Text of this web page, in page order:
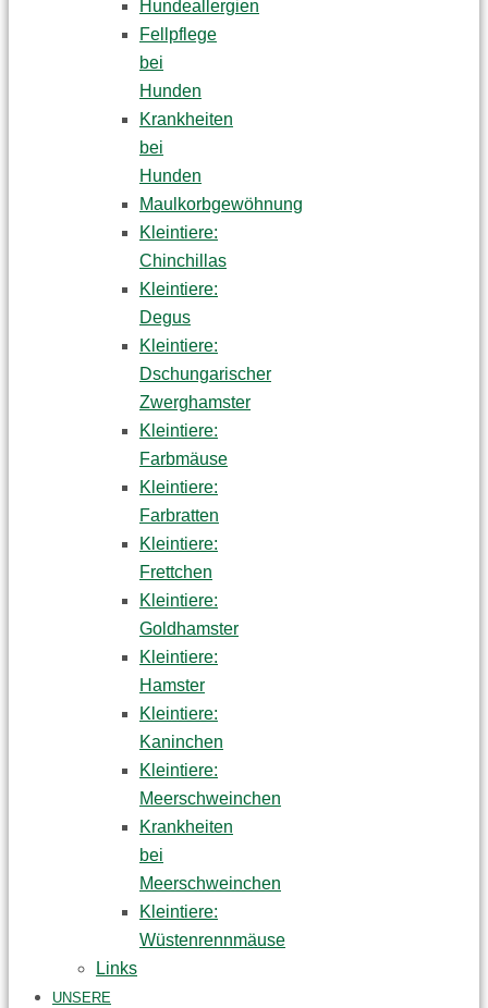
Hundeallergien
Fellpflege
bei
Hunden
Krankheiten
bei
Hunden
Maulkorbgewöhnung
Kleintiere:
Chinchillas
Kleintiere:
Degus
Kleintiere:
Dschungarischer
Zwerghamster
Kleintiere:
Farbmäuse
Kleintiere:
Farbratten
Kleintiere:
Frettchen
Kleintiere:
Goldhamster
Kleintiere:
Hamster
Kleintiere:
Kaninchen
Kleintiere:
Meerschweinchen
Krankheiten
bei
Meerschweinchen
Kleintiere:
Wüstenrennmäuse
Links
UNSERE